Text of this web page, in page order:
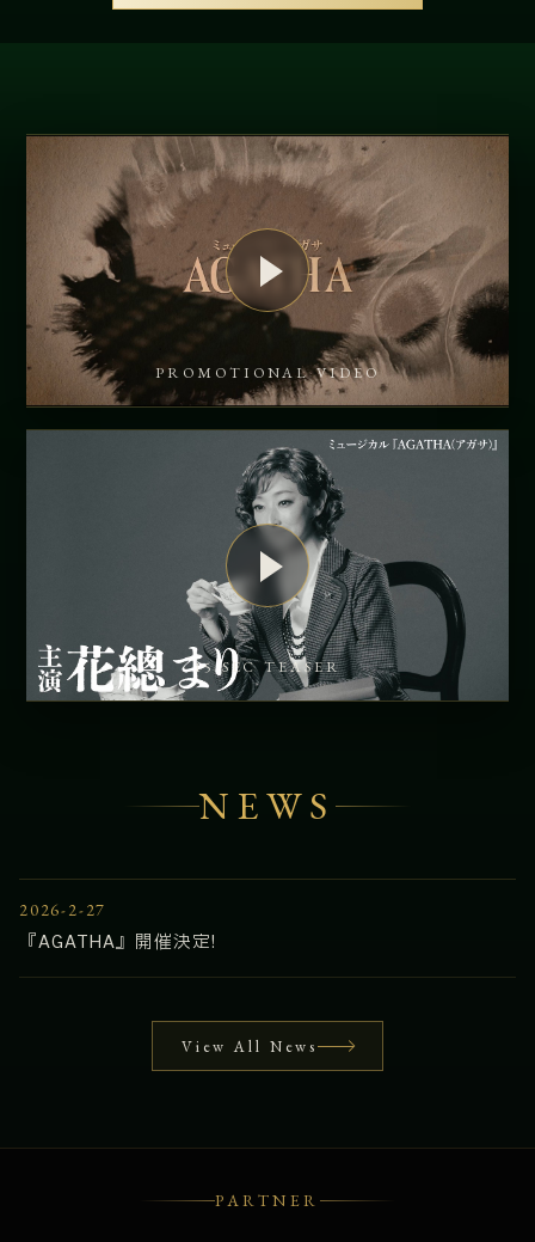
PROMOTIONAL VIDEO
15 SEC TEASER
NEWS
2026-2-27
『AGATHA』開催決定!
View All News
PARTNER